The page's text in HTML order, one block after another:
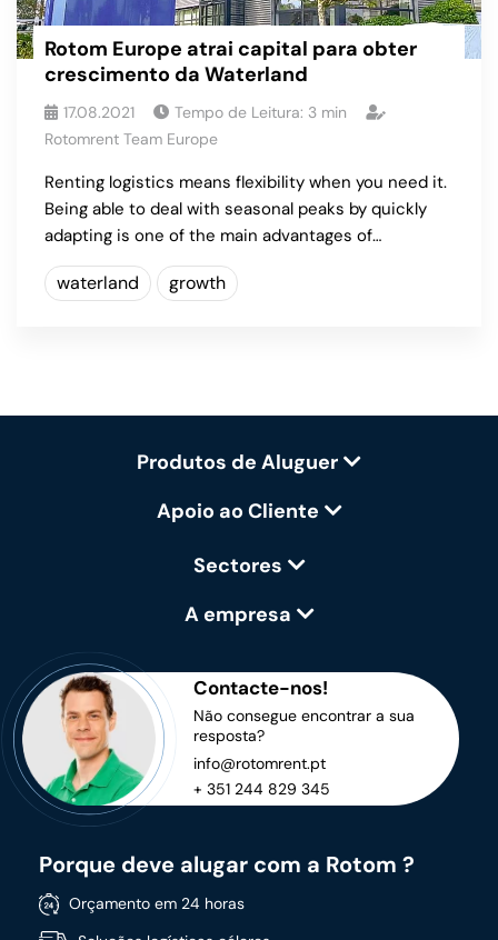
Rotom Europe atrai capital para obter
crescimento da Waterland
17.08.2021 Tempo de Leitura: 3 min
Rotomrent Team Europe
Renting logistics means flexibility when you need it.
Being able to deal with seasonal peaks by quickly
adapting is one of the main advantages of…
waterland growth
Produtos de Aluguer
Apoio ao Cliente
Sectores
A empresa
Contacte-nos!
Não consegue encontrar a sua
resposta?
info@rotomrent.pt
+ 351 244 829 345
Porque deve alugar com a Rotom ?
Orçamento em 24 horas